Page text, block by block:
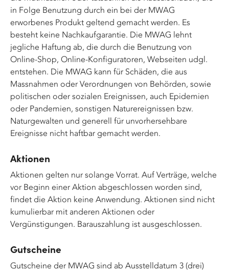
in Folge Benutzung durch ein bei der MWAG
erworbenes Produkt geltend gemacht werden. Es
besteht keine Nachkaufgarantie. Die MWAG lehnt
jegliche Haftung ab, die durch die Benutzung von
Online-Shop, Online-Konfiguratoren, Webseiten udgl.
entstehen. Die MWAG kann für Schäden, die aus
Massnahmen oder Verordnungen von Behörden, sowie
politischen oder sozialen Ereignissen, auch Epidemien
oder Pandemien, sonstigen Naturereignissen bzw.
Naturgewalten und generell für unvorhersehbare
Ereignisse nicht haftbar gemacht werden.
Aktionen
Aktionen gelten nur solange Vorrat. Auf Verträge, welche
vor Beginn einer Aktion abgeschlossen worden sind,
findet die Aktion keine Anwendung. Aktionen sind nicht
kumulierbar mit anderen Aktionen oder
Vergünstigungen. Barauszahlung ist ausgeschlossen.
Gutscheine
Gutscheine der MWAG sind ab Ausstelldatum 3 (drei)